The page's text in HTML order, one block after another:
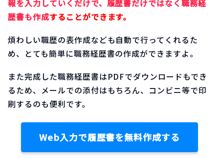
報を入力していくだけで、履歴書だけではなく職務経
歴書も作成することができます。
煩わしい職歴の表作成なども自動で行ってくれるた
め、とても簡単に職務経歴書の作成ができますよ。
また完成した職務経歴書はPDFでダウンロードもでき
るため、メールでの添付はもちろん、コンビニ等で印
刷するのも便利です。
Web入力で履歴書を無料作成する